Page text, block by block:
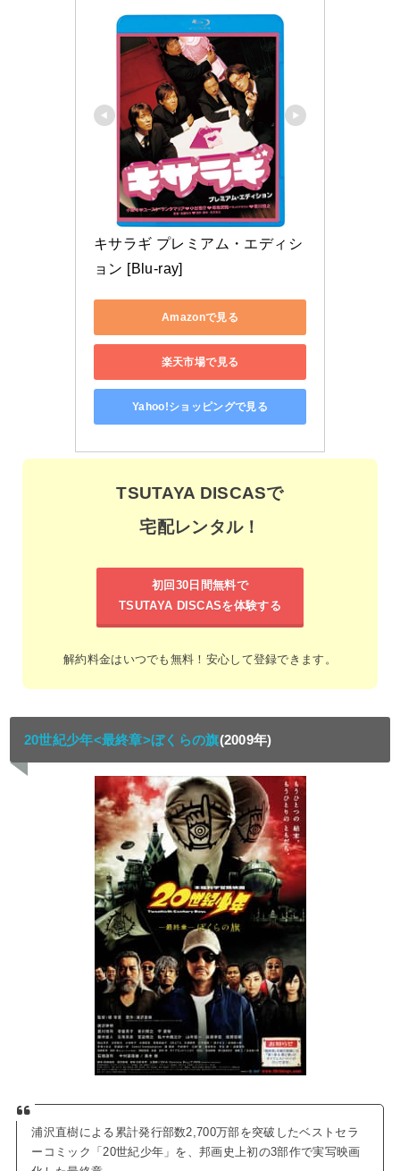
キサラギ プレミアム・エディシ
ョン [Blu-ray]
Amazonで見る
楽天市場で見る
Yahoo!ショッピングで見る
TSUTAYA DISCASで
宅配レンタル！
初回30日間無料で
TSUTAYA DISCASを体験する
解約料金はいつでも無料！安心して登録できます。
20世紀少年<最終章>ぼくらの旗(2009年)
浦沢直樹による累計発行部数2,700万部を突破したベストセラ
ーコミック「20世紀少年」を、邦画史上初の3部作で実写映画